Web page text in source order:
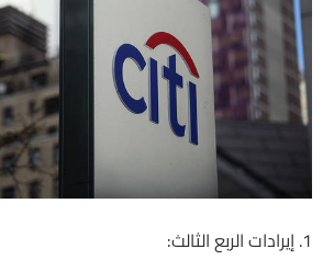
1. إيرادات الربع الثالث: